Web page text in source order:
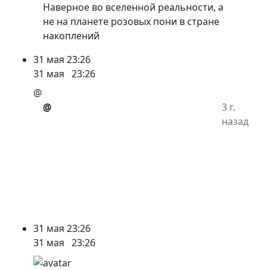
Наверное во вселенной реальности, а
не на планете розовых пони в стране
накоплений
31 мая 23:26
31 мая 23:26
@
@
3 г.
назад
31 мая 23:26
31 мая 23:26